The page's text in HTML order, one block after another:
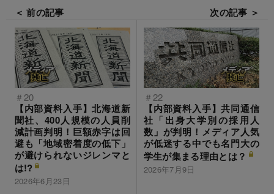
＜ 前の記事
＃20
【内部資料入手】北海道新
聞社、400人規模の人員削
減計画判明！巨額赤字は回
避も「地域密着度の低下」
が避けられないジレンマと
は!?
2026年6月23日
次の記事 ＞
＃22
【内部資料入手】共同通信
社「出身大学別の採用人
数」が判明！メディア人気
が低迷する中でも名門大の
学生が集まる理由とは？
2026年7月9日